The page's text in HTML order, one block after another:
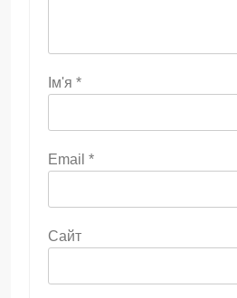
Ім'я *
Email *
Сайт